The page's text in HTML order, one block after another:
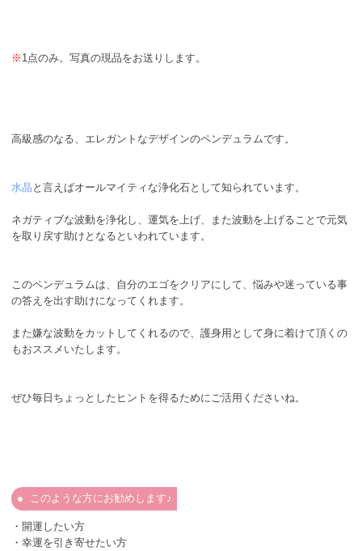
※ 1点のみ。写真の現品をお送りします。
高級感のなる、エレガントなデザインのペンデュラムです。
水晶 と言えばオールマイティな浄化石として知られています。
ネガティブな波動を浄化し、運気を上げ、また波動を上げることで元気
を取り戻す助けとなるといわれています。
このペンデュラムは、自分のエゴをクリアにして、悩みや迷っている事
の答えを出す助けになってくれます。
また嫌な波動をカットしてくれるので、護身用として身に着けて頂くの
もおススメいたします。
ぜひ毎日ちょっとしたヒントを得るためにご活用くださいね。
このような方にお勧めします♪
・開運したい方
・幸運を引き寄せたい方